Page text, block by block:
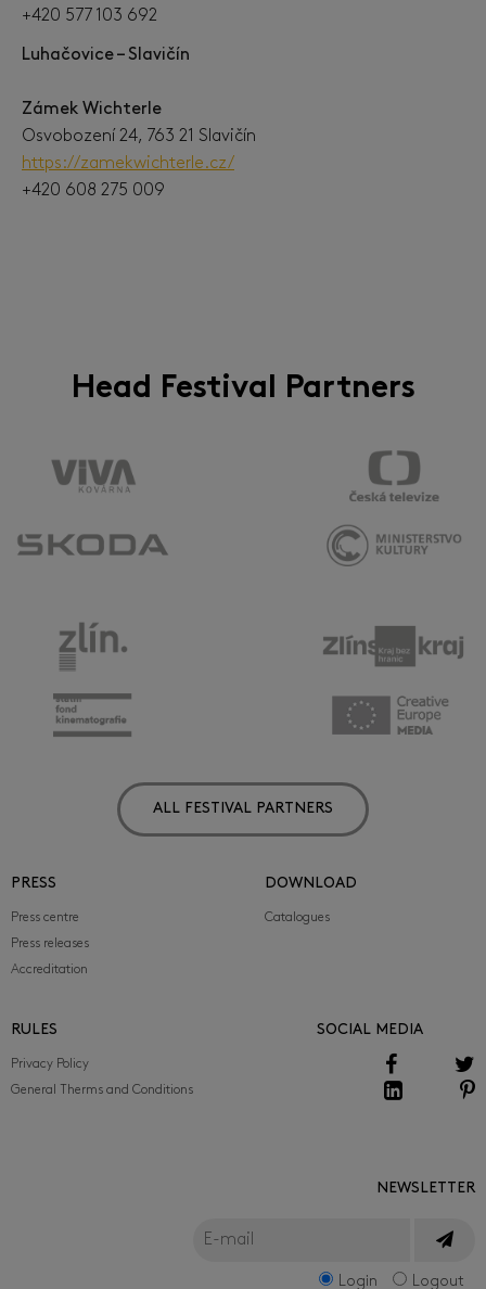
+420 577 103 692
Luhačovice – Slavičín
Zámek Wichterle
Osvobození 24, 763 21 Slavičín
https://zamekwichterle.cz/
+420 608 275 009
Head Festival Partners
ALL FESTIVAL PARTNERS
PRESS
Press centre
Press releases
Accreditation
DOWNLOAD
Catalogues
RULES
Privacy Policy
General Therms and Conditions
SOCIAL MEDIA
NEWSLETTER
Login Logout